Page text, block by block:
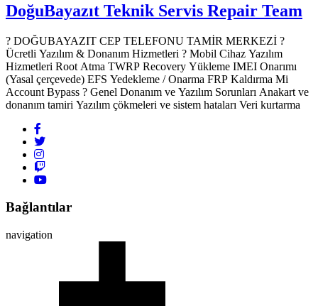
DoğuBayazıt Teknik Servis Repair Team
? DOĞUBAYAZIT CEP TELEFONU TAMİR MERKEZİ ?️
Ücretli Yazılım & Donanım Hizmetleri ? Mobil Cihaz Yazılım
Hizmetleri Root Atma TWRP Recovery Yükleme IMEI Onarımı
(Yasal çerçevede) EFS Yedekleme / Onarma FRP Kaldırma Mi
Account Bypass ? Genel Donanım ve Yazılım Sorunları Anakart ve
donanım tamiri Yazılım çökmeleri ve sistem hataları Veri kurtarma
Bağlantılar
navigation